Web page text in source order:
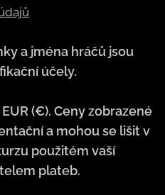
a jména hráčů jsou
účely.
(€). Ceny zobrazené
a mohou se lišit v
použitém vaší
plateb.